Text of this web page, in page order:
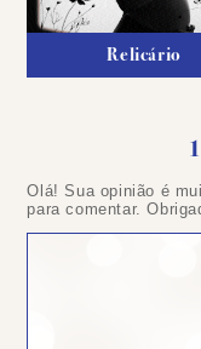
Relicário
Olá! Sua opinião é
para comentar.